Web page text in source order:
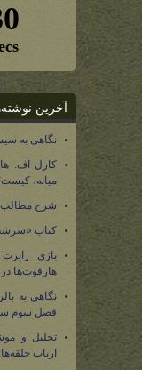
آخرین
نگاهی به
کارل اف.
میانه،
شرح مطالب
کتاب
بازی
هارفوت‌ها
نگاهی به
فصل سوم
تحلیل و
ارباب